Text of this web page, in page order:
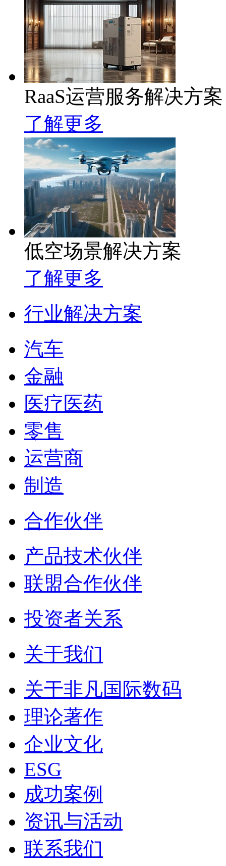
RaaS运营服务解决方案
了解更多
低空场景解决方案
了解更多
行业解决方案
汽车
金融
医疗医药
零售
运营商
制造
合作伙伴
产品技术伙伴
联盟合作伙伴
投资者关系
关于我们
关于非凡国际数码
理论著作
企业文化
ESG
成功案例
资讯与活动
联系我们